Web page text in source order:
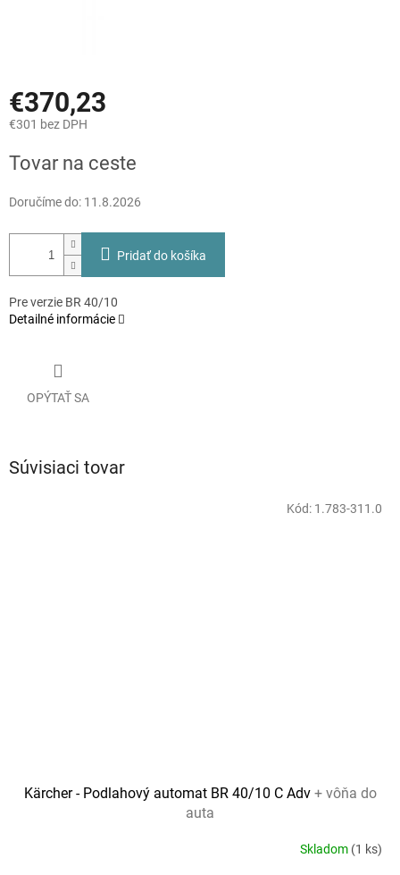
€370,23
€301 bez DPH
cena:
Tovar na ceste
Doručíme do: 11.8.2026
Pridať do košíka
Pre verzie BR 40/10
Detailné informácie
OPÝTAŤ SA
Súvisiaci tovar
Kärcher - Podlahový automat BR 40/10 C Adv + vôňa do
auta
Skladom (1 ks)
Kód: 1.783-311.0